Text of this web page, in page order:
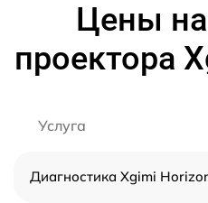
Цены
проектора
Услуга
Диагностика Xgimi